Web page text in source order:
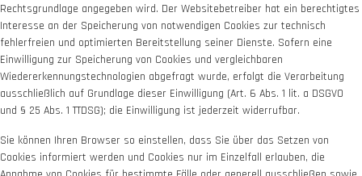
Rechtsgrundlage angegeben wird. Der Websitebetreiber hat ein berechtigtes
Interesse an der Speicherung von notwendigen Cookies zur technisch
fehlerfreien und optimierten Bereitstellung seiner Dienste. Sofern eine
Einwilligung zur Speicherung von Cookies und vergleichbaren
Wiedererkennungstechnologien abgefragt wurde, erfolgt die Verarbeitung
ausschließlich auf Grundlage dieser Einwilligung (Art. 6 Abs. 1 lit. a DSGVO
und § 25 Abs. 1 TTDSG); die Einwilligung ist jederzeit widerrufbar.
Sie können Ihren Browser so einstellen, dass Sie über das Setzen von
Cookies informiert werden und Cookies nur im Einzelfall erlauben, die